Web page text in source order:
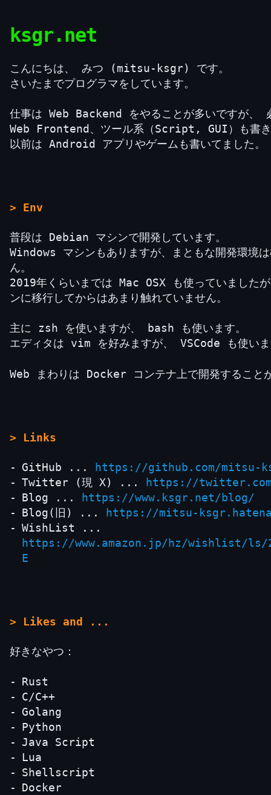
ksgr.net
こんにちは、 みつ (mitsu-ksgr) です。
さいたまでプログラマをしています。
仕事は Web Backend をやることが多いですが、
Web Frontend、ツール系（Script, GUI）も書き
以前は Android アプリやゲームも書いてました。
> Env
普段は Debian マシンで開発しています。
Windows マシンもありますが、まともな開発環境
ん。
2019年くらいまでは Mac OSX も使っていまし
ンに移行してからはあまり触れていません。
主に zsh を使いますが、 bash も使います。
エディタは vim を好みますが、 VSCode も使い
Web まわりは Docker コンテナ上で開発すること
> Links
GitHub ... https://github.com/mitsu-
Twitter (現 X) ... https://
Blog ... https://www.ksgr.net/blog/
Blog(旧) ... https://mitsu-
WishList ...
https://www.amazon.jp/hz/wishlist/ls/
E
> Likes and ...
好きなやつ：
Rust
C/C++
Golang
Python
Java Script
Lua
Shellscript
Docker